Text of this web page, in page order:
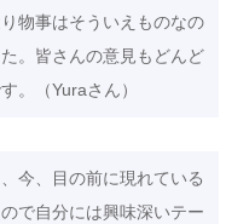
物事はそういえものなの
。皆さんの意見もどんど
。（Yuraさん）
今、目の前に現れている
で自分には興味深いテー